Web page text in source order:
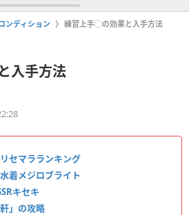
ンディション 練習上手◯の効果と入手方法
入手方法
リセマラランキング
水着メジロブライト
キセキ
」の攻略